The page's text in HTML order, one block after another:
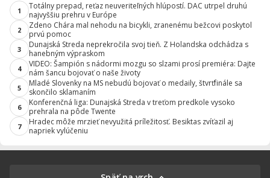
1
Totálny prepad, reťaz neuveriteľných hlúpostí. DAC utrpel druhú
najvyššiu prehru v Európe
2
Zdeno Chára mal nehodu na bicykli, zranenému bežcovi poskytol
prvú pomoc
3
Dunajská Streda neprekročila svoj tieň. Z Holandska odchádza s
hanebným výpraskom
4
VIDEO: Šampión s nádormi mozgu so slzami prosí premiéra: Dajte
nám šancu bojovať o naše životy
5
Mladé Slovenky na MS nebudú bojovať o medaily, štvrťfinále sa
skončilo sklamaním
6
Konferenčná liga: Dunajská Streda v treťom predkole vysoko
prehrala na pôde Twente
7
Hradec môže mrzieť nevyužitá príležitosť. Besiktas zvíťazil aj
napriek vylúčeniu